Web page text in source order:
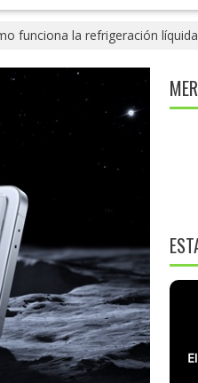
funciona la refrigeración líquida